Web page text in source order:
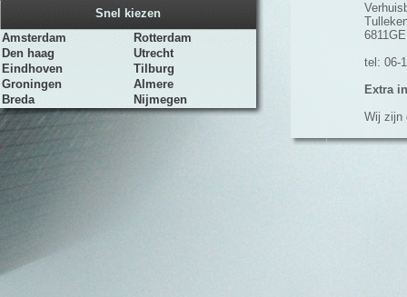
Snel kiezen
Amsterdam
Rotterdam
Den haag
Utrecht
Eindhoven
Tilburg
Groningen
Almere
Breda
Nijmegen
tel: 06-
Extra
Wij zijn